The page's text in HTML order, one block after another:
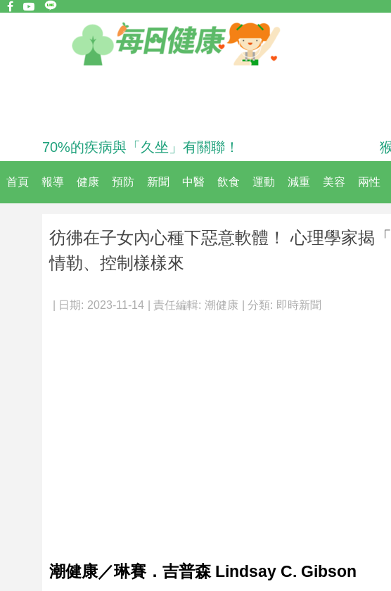
70%的疾病與「久坐」有關聯！
首頁 報導 健康 預防 新聞 中醫 飲食 運動 減重 美容 兩性
彷彿在子女內心種下惡意軟體！ 心理學家揭
情勒、控制樣樣來
| 日期: 2023-11-14 | 責任編輯: 潮健康 | 分類: 即時新聞
潮健康／琳賽．吉普森 Lindsay C. Gibson